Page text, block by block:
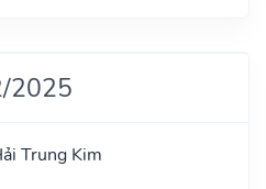
2025
Trung Kim